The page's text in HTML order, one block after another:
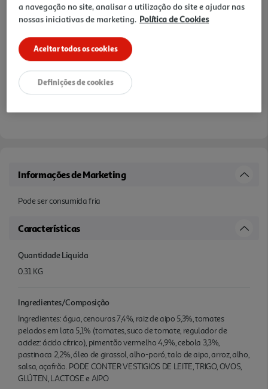
Informações de Marketing
Pode ser consumida fria
Características
Quantidade Liquida
0.31 KG
Ingredientes/Composição
Ingredientes: água, cenouras 7,4%, raiz de aipo 5,3%, tomates
pelados em lata 5,1% (tomates, suco de tomate, regulador de
acidez: ácido cítrico), pimentão vermelho 4,9%, cebola 3,3%,
pastinaca 2,2%, óleo de girassol, alho-poró, talo de aipo, arroz, alho,
salsa, açafrão. PODE CONTER VESTIGIOS DE LEITE, TRIGO, OVOS,
GLÚTEN, LACTOSE e AIPO
a navegação no site, analisar a utilização do site e ajudar nas
nossas iniciativas de marketing. Política de Cookies
Aceitar todos os cookies
Definições de cookies